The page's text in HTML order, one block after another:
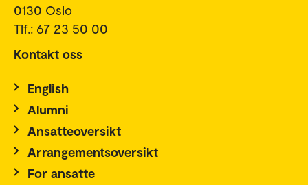
0130 Oslo
Tlf.: 67 23 50 00
Kontakt oss
English
Alumni
Ansatteoversikt
Arrangementsoversikt
For ansatte